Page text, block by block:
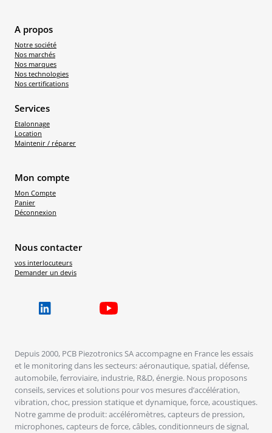
A propos
Notre société
Nos marchés
Nos marques
Nos technologies
Nos certifications
Services
Etalonnage
Location
Maintenir / réparer
Mon compte
Mon Compte
Panier
Déconnexion
Nous contacter
vos interlocuteurs
Demander un devis
Depuis 2000, PCB Piezotronics SA accompagne en France les essais
et le monitoring dans les secteurs: aéronautique, spatial, défense,
automobile, ferroviaire, industrie, R&D, énergie. Nous proposons
conseils, services et solutions pour vos mesures d’accélération,
vibration, choc, pression statique et dynamique, force, acoustiques.
Notre gamme de produit: accéléromètres, capteurs de pression,
microphones, capteurs de force, câbles, conditionneurs de signal,